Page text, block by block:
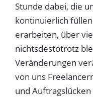
Stunde dabei, die
kontinuierlich
erarbeiten, über
nichtsdestotrotz
Veränderungen
von uns
und